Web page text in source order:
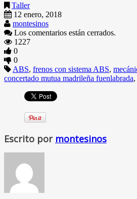
Taller
12 enero, 2018
montesinos
Los comentarios están cerrados.
1227
0
0
ABS, frenos con sistema ABS,
concertado mutua madrileña fuenlabrada,
Escrito por montesinos